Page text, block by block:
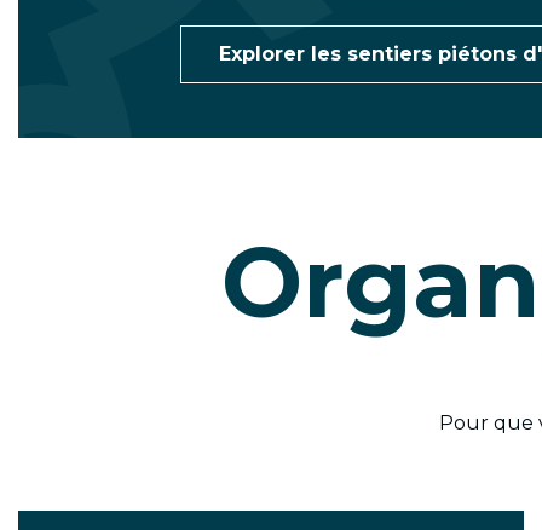
Explorer les sentiers piétons
Pour que